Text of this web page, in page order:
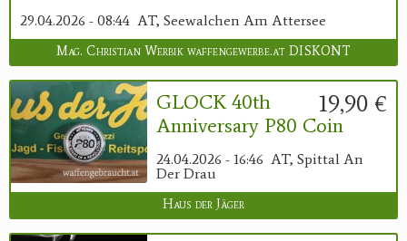
29.04.2026 - 08:44 AT, Seewalchen Am Attersee
Mag. Christian Werbik waffengewerbe.at DISKONT
19,90 €
GLOCK 40th
Anniversary P80 Coin
24.04.2026 - 16:46 AT, Spittal An
Der Drau
Haus der Jäger